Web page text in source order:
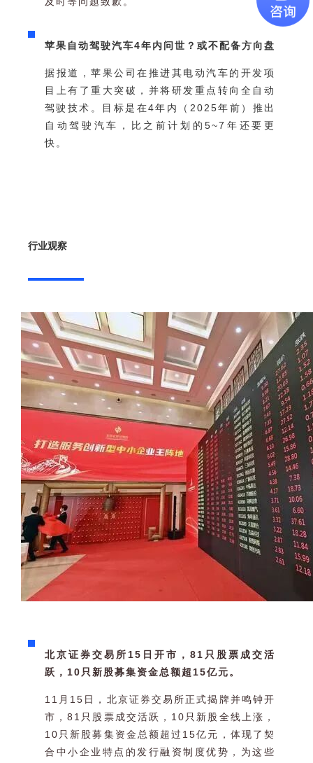
苹果自动驾驶汽车4年内问世？或不配备方向盘
据报道，苹果公司在推进其电动汽车的开发项
目上有了重大突破，并将研发重点转向全自动
驾驶技术。目标是在4年内（2025年前）推出
自动驾驶汽车，比之前计划的5~7年还要更
快。
行业观察
北京证券交易所15日开市，81只股票成交活
跃，10只新股募集资金总额超15亿元。
11月15日，北京证券交易所正式揭牌并鸣钟开
市，81只股票成交活跃，10只新股全线上涨，
10只新股募集资金总额超过15亿元，体现了契
合中小企业特点的发行融资制度优势，为这些